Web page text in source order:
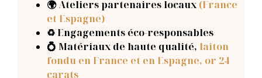
🌍 Ateliers partenaires locaux (France
et Espagne)
♻️ Engagements éco-responsables
💍 Matériaux de haute qualité, laiton
fondu en France et en Espagne, or 24
carats